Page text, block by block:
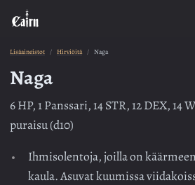
Lisäaineistot Hirviöitä Naga
Naga
6 HP, 1 Panssari, 14 STR, 12 DEX, 14
puraisu (d10)
Ihmisolentoja, joilla on
kaula. Asuvat kuumissa